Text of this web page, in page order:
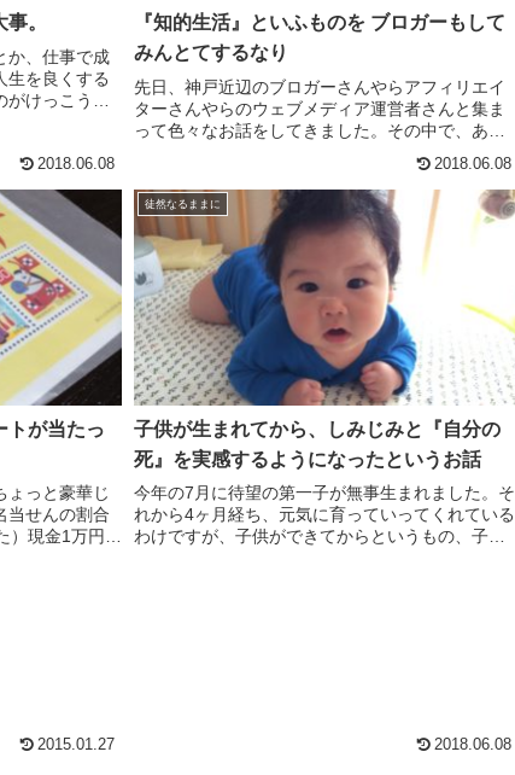
。
か、仕事で成
生を良くする
けっこう大
2018.06.08
『知的生活』といふものを ブロガーもして
みんとてするなり
先日、神戸近辺のブロガーさんやらアフィリエイ
ターさんやらのウェブメディア運営者さんと集ま
って色々なお話をしてきました。その中で、ある
れらのサイトが完成したら、次は自分が本当に作
りたいサイトを作ろう...
2018.06.08
トが当たっ
ょっと豪華じ
当せんの割合
）現金1万円
2015.01.27
徒然なるままに
子供が生まれてから、しみじみと『自分の
死』を実感するようになったというお話
今年の7月に待望の第一子が無事生まれました。そ
れから4ヶ月経ち、元気に育っていってくれている
わけですが、子供ができてからというもの、子供
2018.06.08